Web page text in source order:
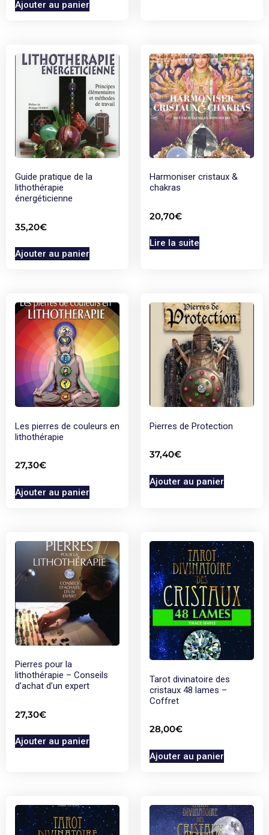
Ajouter au panier
Guide pratique de la
lithothérapie
énergéticienne
35,20€
Ajouter au panier
Harmoniser cristaux &
chakras
20,70€
Lire la suite
Les pierres de couleurs en
lithothérapie
27,30€
Ajouter au panier
Pierres de Protection
37,40€
Ajouter au panier
Pierres pour la
lithothérapie – Conseils
d’achat d’un expert
27,30€
Ajouter au panier
Tarot divinatoire des
cristaux 48 lames –
Coffret
28,00€
Ajouter au panier